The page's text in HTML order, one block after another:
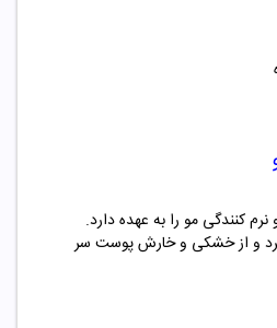
کنندگی مو را به عهده دارد.
و از خشکی و خارش پوست سر